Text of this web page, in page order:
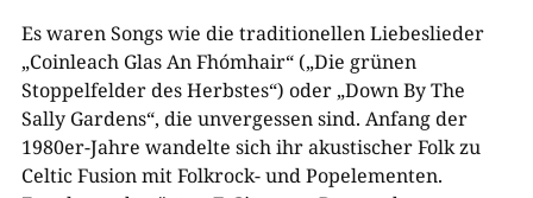
Es waren Songs wie die traditionellen Liebeslieder
„Coinleach Glas An Fhómhair“ („Die grünen
Stoppelfelder des Herbstes“) oder „Down By The
Sally Gardens“, die unvergessen sind. Anfang der
1980er-Jahre wandelte sich ihr akustischer Folk zu
Celtic Fusion mit Folkrock- und Popelementen.